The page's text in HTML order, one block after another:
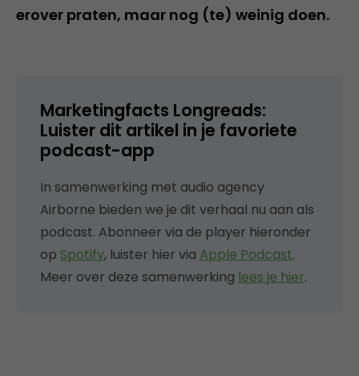
erover praten, maar nog (te) weinig doen.
Marketingfacts Longreads:
Luister dit artikel in je favoriete
podcast-app
In samenwerking met audio agency
Airborne bieden we je dit verhaal nu aan als
podcast. Abonneer via de player hieronder
op Spotify, luister hier via Apple Podcast.
Meer over deze samenwerking lees je hier.